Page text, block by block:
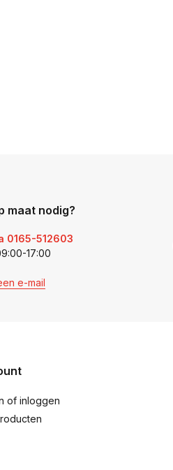
maat nodig?
0165-512603
17:00
e-mail
of inloggen